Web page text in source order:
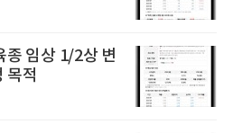
종 임상 1/2상 변
목적